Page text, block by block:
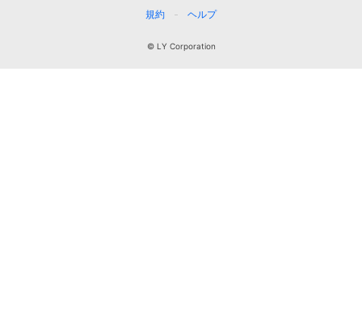
規約
ヘルプ
© LY Corporation